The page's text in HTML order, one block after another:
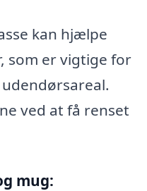
kan hjælpe
som er vigtige for
ved at få renset
mug: